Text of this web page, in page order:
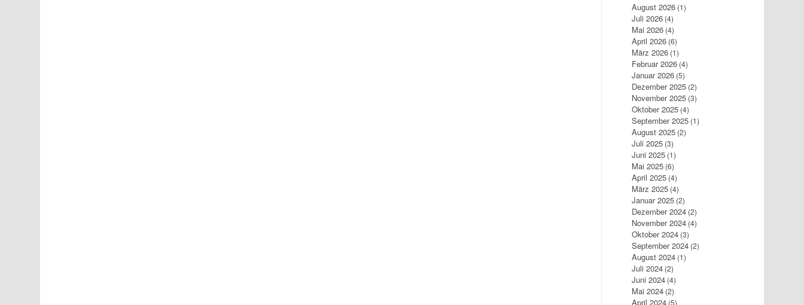
August 2026(1)
Juli 2026(4)
Mai 2026(4)
April 2026(6)
März 2026(1)
Februar 2026(4)
Januar 2026(5)
Dezember 2025(2)
November 2025(3)
Oktober 2025(4)
September 2025(1)
August 2025(2)
Juli 2025(3)
Juni 2025(1)
Mai 2025(6)
April 2025(4)
März 2025(4)
Januar 2025(2)
Dezember 2024(2)
November 2024(4)
Oktober 2024(3)
September 2024(2)
August 2024(1)
Juli 2024(2)
Juni 2024(4)
Mai 2024(2)
April 2024(5)